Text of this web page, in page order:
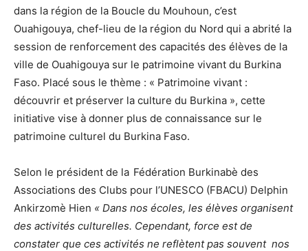
dans la région de la Boucle du Mouhoun, c’est
Ouahigouya, chef-lieu de la région du Nord qui a abrité la
session de renforcement des capacités des élèves de la
ville de Ouahigouya sur le patrimoine vivant du Burkina
Faso. Placé sous le thème : « Patrimoine vivant :
découvrir et préserver la culture du Burkina », cette
initiative vise à donner plus de connaissance sur le
patrimoine culturel du Burkina Faso.
Selon le président de la Fédération Burkinabè des
Associations des Clubs pour l’UNESCO (FBACU) Delphin
Ankirzomè Hien « Dans nos écoles, les élèves organisent
des activités culturelles. Cependant, force est de
constater que ces activités ne reflètent pas souvent nos